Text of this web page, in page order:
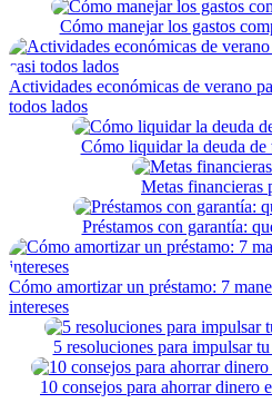
Cómo manejar los gastos
Actividades económicas de verano
todos lados
Cómo liquidar la deuda de
Metas financieras
Préstamos con garantía:
Cómo amortizar un préstamo: 7
intereses
5 resoluciones para impulsar
10 consejos para ahorrar dinero